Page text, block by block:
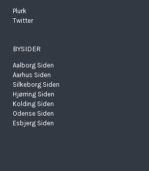
Plurk
Twitter
BYSIDER
Aalborg Siden
Aarhus Siden
Silkeborg Siden
Hjørring Siden
Kolding Siden
Odense Siden
Esbjerg Siden